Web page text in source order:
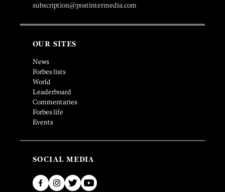
subscription@postintermedia.com
OUR SITES
News
Forbes lists
World
Leaderboard
Commentaries
Forbes life
Events
SOCIAL MEDIA